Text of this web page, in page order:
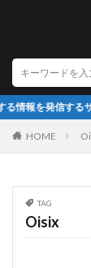
を発信するサ
HOME
TAG
Oisix